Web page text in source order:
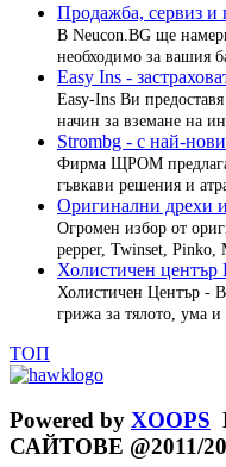
Продажба, сервиз и
В Neucon.BG ще
необходимо за вашия
Easy Ins -
Easy-Ins Ви
начин за вземане на
Strombg - с най-
Фирма ЩРОМ предлага
гъвкави решения и
Оригинални дрехи
Огромен избор от
pepper, Twinset, Pinko,
Холистичен
Холистичен Център -
грижа за тялото, ума и
ТОП
Powered by XOOPS
САЙТОВЕ @2011/